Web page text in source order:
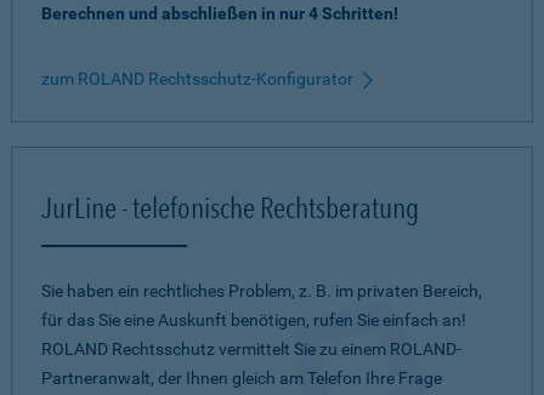
Berechnen und abschließen in nur 4 Schritten!
zum ROLAND Rechtsschutz-Konfigurator
JurLine - telefonische Rechtsberatung
Sie haben ein rechtliches Problem, z. B. im privaten Bereich,
für das Sie eine Auskunft benötigen, rufen Sie einfach an!
ROLAND Rechtsschutz vermittelt Sie zu einem ROLAND-
Partneranwalt, der Ihnen gleich am Telefon Ihre Frage